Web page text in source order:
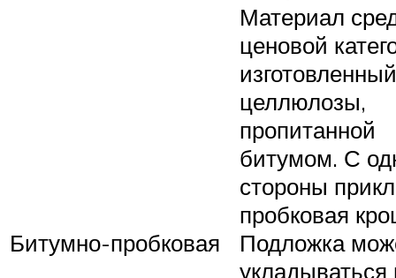
Битумно-пробковая
Материал
ценовой
целлюлозы,
пропитанной
битумом. С
стороны
пробковая
Подложка
укладываться